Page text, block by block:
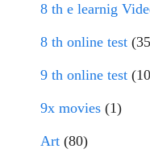
8 th e learnig
8 th online test
9 th online test
9x movies (1)
Art (80)